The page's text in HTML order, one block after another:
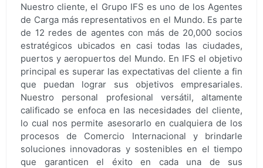
Nuestro cliente, el Grupo IFS es uno de los Agentes
de Carga más representativos en el Mundo. Es parte
de 12 redes de agentes con más de 20,000 socios
estratégicos ubicados en casi todas las ciudades,
puertos y aeropuertos del Mundo. En IFS el objetivo
principal es superar las expectativas del cliente a fin
que puedan lograr sus objetivos empresariales.
Nuestro personal profesional versátil, altamente
calificado se enfoca en las necesidades del cliente,
lo cual nos permite asesorarlo en cualquiera de los
procesos de Comercio Internacional y brindarle
soluciones innovadoras y sostenibles en el tiempo
que garanticen el éxito en cada una de sus